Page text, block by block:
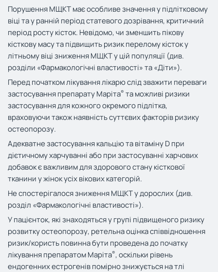
Порушення МЩКТ має особливе значення у підлітковому
віці та у ранній період статевого дозрівання, критичний
період росту кісток. Невідомо, чи зменшить пікову
кісткову масу та підвищить ризик перелому кісток у
літньому віці зниження МЩКТ у цій популяції (див.
розділи «Фармакологічні властивості» та «Діти»).
Перед початком лікування лікарю слід зважити переваги
застосування препарату Маріта® та можливі ризики
застосування для кожного окремого підлітка,
враховуючи також наявність суттєвих факторів ризику
остеопорозу.
Адекватне застосування кальцію та вітаміну D при
дієтичному харчуванні або при застосуванні харчових
добавок є важливим для здорового стану кісткової
тканини у жінок усіх вікових категорій.
Не спостерігалося зниження МЩКТ у дорослих (див.
розділ «Фармакологічні властивості»).
У пацієнток, які знаходяться у групі підвищеного ризику
розвитку остеопорозу, ретельна оцінка співвідношення
ризик/користь повинна бути проведена до початку
лікування препаратом Маріта®, оскільки рівень
ендогенних естрогенів помірно знижується на тлі